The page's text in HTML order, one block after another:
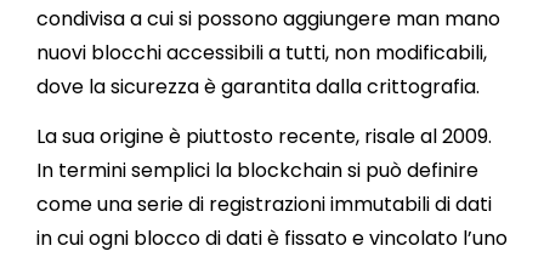
condivisa a cui si possono aggiungere man mano
nuovi blocchi accessibili a tutti, non modificabili,
dove la sicurezza è garantita dalla crittografia.
La sua origine è piuttosto recente, risale al 2009.
In termini semplici la blockchain si può definire
come una serie di registrazioni immutabili di dati
in cui ogni blocco di dati è fissato e vincolato l’uno